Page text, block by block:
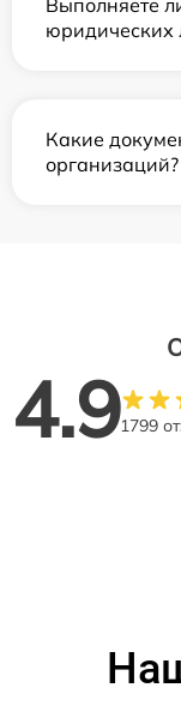
Выполняете
юридических
Какие
организаций?
4.91799